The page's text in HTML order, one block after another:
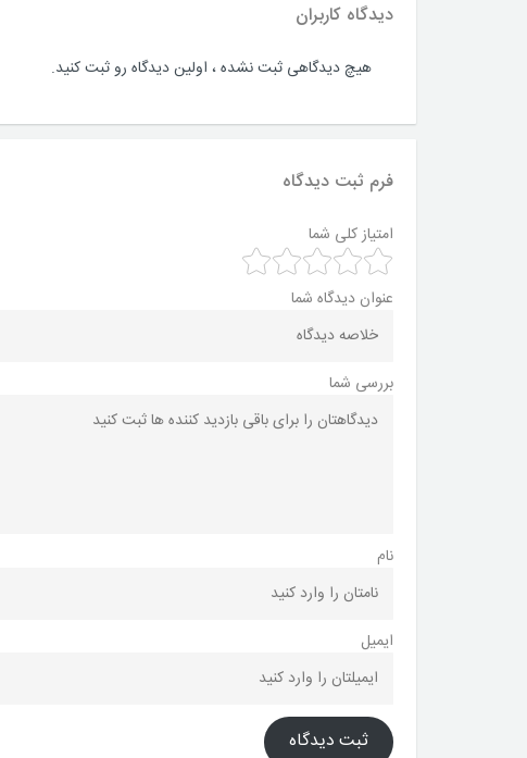
دیدگاه کاربران
هیچ دیدگاهی ثبت نشده ، اولین دیدگاه رو ثبت کنید.
فرم ثبت دیدگاه
امتیاز کلی شما
عنوان دیدگاه شما
بررسی شما
نام
ایمیل
ثبت دیدگاه